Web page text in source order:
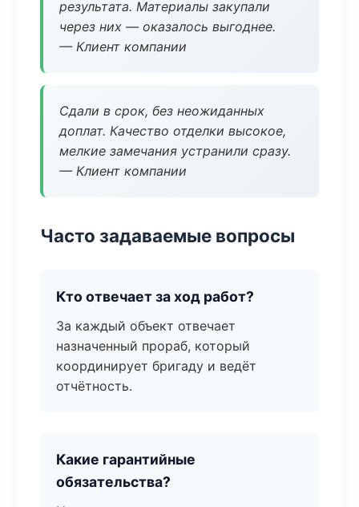
результата. Материалы закупали
через них — оказалось выгоднее.
— Клиент компании
Сдали в срок, без неожиданных
доплат. Качество отделки высокое,
мелкие замечания устранили сразу.
— Клиент компании
Часто задаваемые вопросы
Кто отвечает за ход работ?
За каждый объект отвечает
назначенный прораб, который
координирует бригаду и ведёт
отчётность.
Какие гарантийные
обязательства?